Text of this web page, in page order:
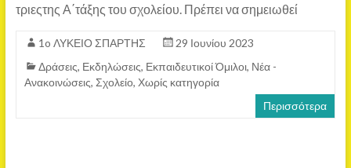
τριεςτης Α΄τάξης του σχολείου. Πρέπει να σημειωθεί
1o ΛΥΚΕΙΟ ΣΠΑΡΤΗΣ
29 Ιουνίου 2023
Δράσεις, Εκδηλώσεις, Εκπαιδευτικοί Όμιλοι, Νέα -
Ανακοινώσεις, Σχολείο, Χωρίς κατηγορία
Περισσότερα